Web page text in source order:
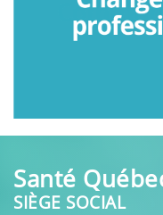
Santé
SIÈGE SOCIAL